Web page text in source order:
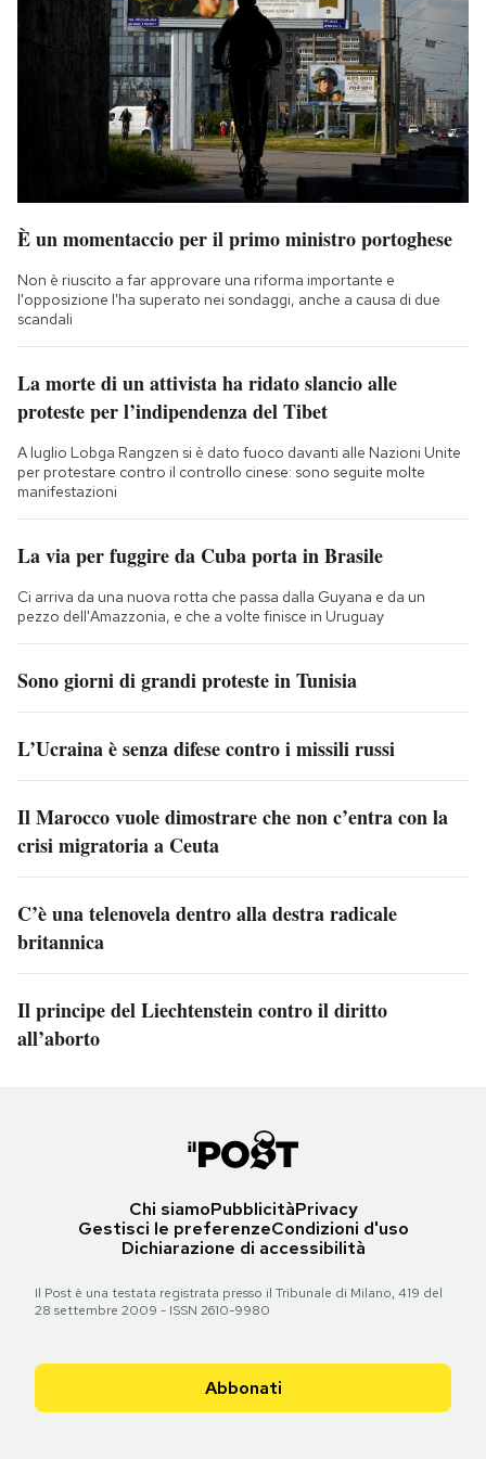
È un momentaccio per il primo ministro portoghese
Non è riuscito a far approvare una riforma importante e
l'opposizione l'ha superato nei sondaggi, anche a causa di due
scandali
La morte di un attivista ha ridato slancio alle
proteste per l’indipendenza del Tibet
A luglio Lobga Rangzen si è dato fuoco davanti alle Nazioni Unite
per protestare contro il controllo cinese: sono seguite molte
manifestazioni
La via per fuggire da Cuba porta in Brasile
Ci arriva da una nuova rotta che passa dalla Guyana e da un
pezzo dell'Amazzonia, e che a volte finisce in Uruguay
Sono giorni di grandi proteste in Tunisia
L’Ucraina è senza difese contro i missili russi
Il Marocco vuole dimostrare che non c’entra con la
crisi migratoria a Ceuta
C’è una telenovela dentro alla destra radicale
britannica
Il principe del Liechtenstein contro il diritto
all’aborto
Chi siamoPubblicitàPrivacy
Gestisci le preferenzeCondizioni d'uso
Dichiarazione di accessibilità
Il Post è una testata registrata presso il Tribunale di Milano, 419 del
28 settembre 2009 - ISSN 2610-9980
Abbonati